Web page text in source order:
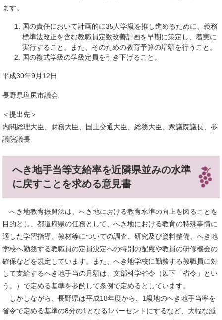
ます。
国の責任において計画的に35人学級を推し進めるために、義務
標準法改正を含む教職員定数改善計画を早期に策定し、着実に
実行すること。また、そのための教育予算の増額を行うこと。
国の複式学級の学級定員を引き下げること。
平成30年9月12日
長野県塩尻市議会
＜提出先＞
内閣総理大臣、財務大臣、国土交通大臣、総務大臣、衆議院議長、参
議院議長
へき地手当等支給率を近隣県並みの水準
に戻すことを求める意見書
へき地教育振興法は、へき地における教育水準の向上を図ることを
目的とし、都道府県の任務として、へき地における教育の特殊事情に
適した学習指導、教材等についての調査、研究及び資料整備、へき地
学校へ勤務する教職員の定員決定への特別の配慮や教員の研修機会の
確保などを規定しています。また、へき地学校に勤務する教職員に対
して支給するへき地手当の月額は、文部科学省令（以下「省令」とい
う。）で定める基準を参酌して条例で定めるとしています。
しかしながら、長野県は平成18年度から、1級地のへき地手当率を
省令で定める基準の8分の1となる1パーセントにするなど、大幅な減